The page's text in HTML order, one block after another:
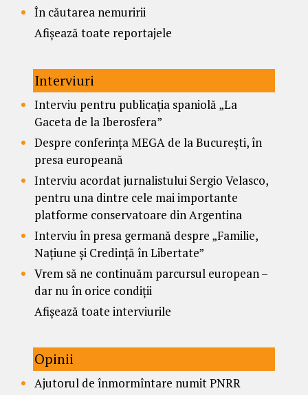
În căutarea nemuririi
Afișează toate reportajele
Interviuri
Interviu pentru publicația spaniolă „La
Gaceta de la Iberosfera”
Despre conferința MEGA de la București, în
presa europeană
Interviu acordat jurnalistului Sergio Velasco,
pentru una dintre cele mai importante
platforme conservatoare din Argentina
Interviu în presa germană despre „Familie,
Națiune și Credință în Libertate”
Vrem să ne continuăm parcursul european –
dar nu în orice condiții
Afișează toate interviurile
Opinii
Ajutorul de înmormîntare numit PNRR